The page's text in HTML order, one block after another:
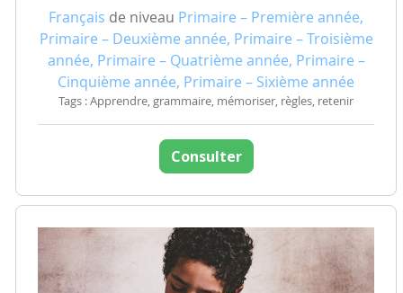
Français de niveau Primaire – Première année,
Primaire – Deuxième année, Primaire – Troisième
année, Primaire – Quatrième année, Primaire –
Cinquième année, Primaire – Sixième année
Tags : Apprendre, grammaire, mémoriser, règles, retenir
Consulter